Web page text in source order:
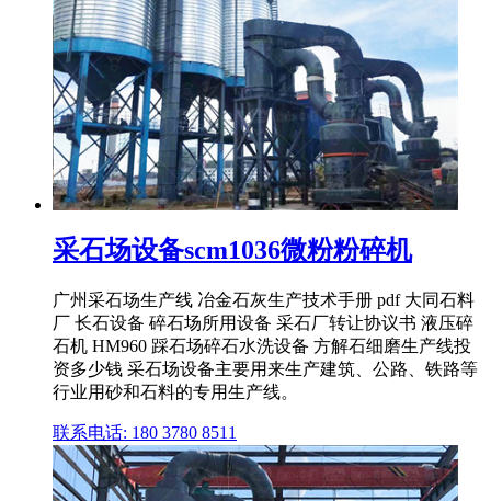
采石场设备scm1036微粉粉碎机
广州采石场生产线 冶金石灰生产技术手册 pdf 大同石料
厂 长石设备 碎石场所用设备 采石厂转让协议书 液压碎
石机 HM960 踩石场碎石水洗设备 方解石细磨生产线投
资多少钱 采石场设备主要用来生产建筑、公路、铁路等
行业用砂和石料的专用生产线。
联系电话: 180 3780 8511